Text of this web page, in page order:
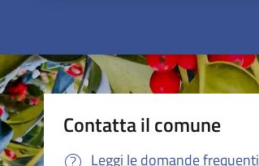
Contatta il comune
Leggi le domande frequenti